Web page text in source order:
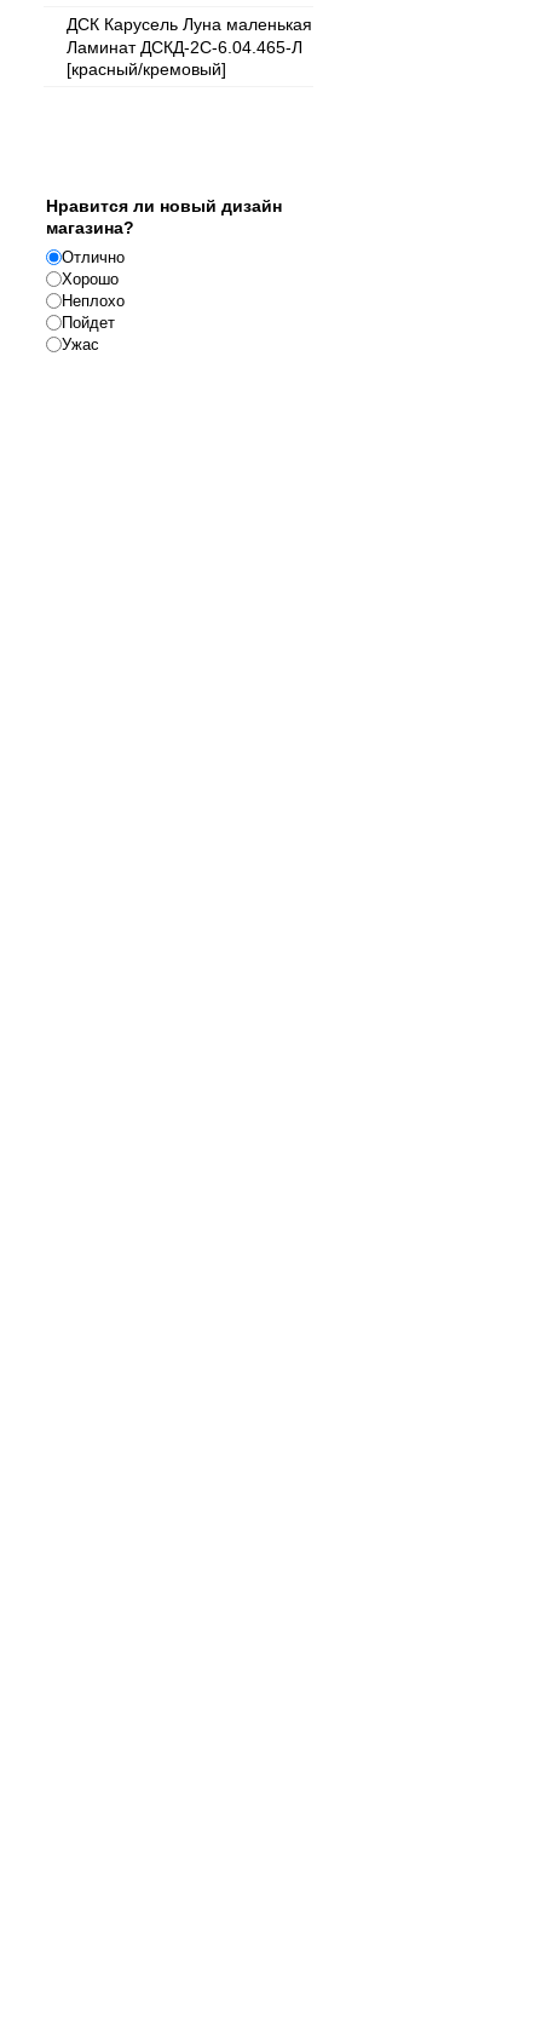
ДСК Карусель Луна маленькая
Ламинат ДСКД-2С-6.04.465-Л
[красный/кремовый]
Нравится ли новый дизайн
магазина?
Отлично
Хорошо
Неплохо
Пойдет
Ужас